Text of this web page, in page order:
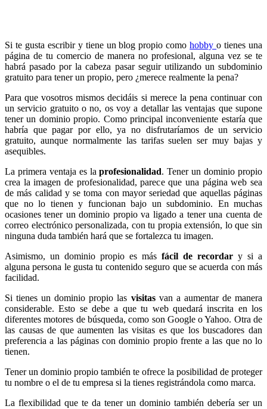
Si te gusta escribir y tiene un blog propio comohobbyo tienes una
página de tu comercio de manera no profesional, alguna vez se te
habrá pasado por la cabeza pasar seguir utilizando un subdominio
gratuito para tener un propio, pero ¿merece realmente la pena?
Para que vosotros mismos decidáis si merece la pena continuar con
un servicio gratuito o no, os voy a detallar las ventajas que supone
tener un dominio propio. Como principal inconveniente estaría que
habría que pagar por ello, ya no disfrutaríamos de un servicio
gratuito, aunque normalmente las tarifas suelen ser muy bajas y
asequibles.
La primera ventaja es laprofesionalidad. Tener un dominio propio
crea la imagen de profesionalidad, parece que una página web sea
de más calidad y se toma con mayor seriedad que aquellas páginas
que no lo tienen y funcionan bajo un subdominio. En muchas
ocasiones tener un dominio propio va ligado a tener una cuenta de
correo electrónico personalizada, con tu propia extensión, lo que sin
ninguna duda también hará que se fortalezca tu imagen.
Asimismo, un dominio propio es más fácil de recordar y si a
alguna persona le gusta tu contenido seguro que se acuerda con más
facilidad.
Si tienes un dominio propio las visitasvan a aumentar de manera
considerable. Esto se debe a que tu web quedará inscrita en los
diferentes motores de búsqueda, como son Google o Yahoo. Otra de
las causas de que aumenten las visitas es que los buscadores dan
preferencia a las páginas con dominio propio frente a las que no lo
tienen.
Tener un dominio propio también te ofrece la posibilidad de proteger
tu nombre o el de tu empresa si la tienes registrándola como marca.
La flexibilidad que te da tener un dominio también debería ser un